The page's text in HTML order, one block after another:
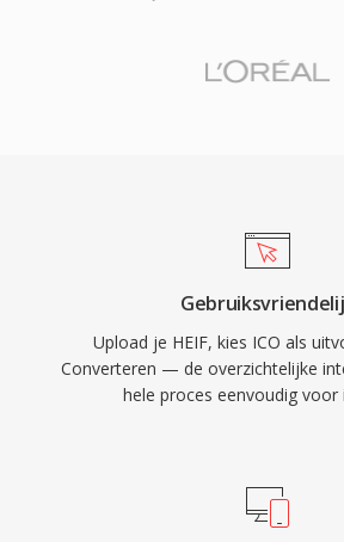
Upload je HEIF, kies ICO als
Converteren — de overzichtelijke
hele proces eenvoudig voor